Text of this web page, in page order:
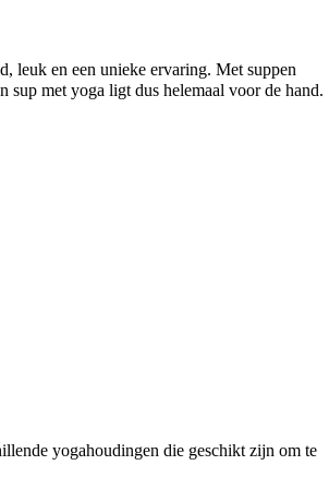
leuk en een unieke ervaring. Met suppen
sup met yoga ligt dus helemaal voor de hand.
yogahoudingen die geschikt zijn om te